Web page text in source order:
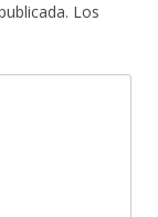
Los